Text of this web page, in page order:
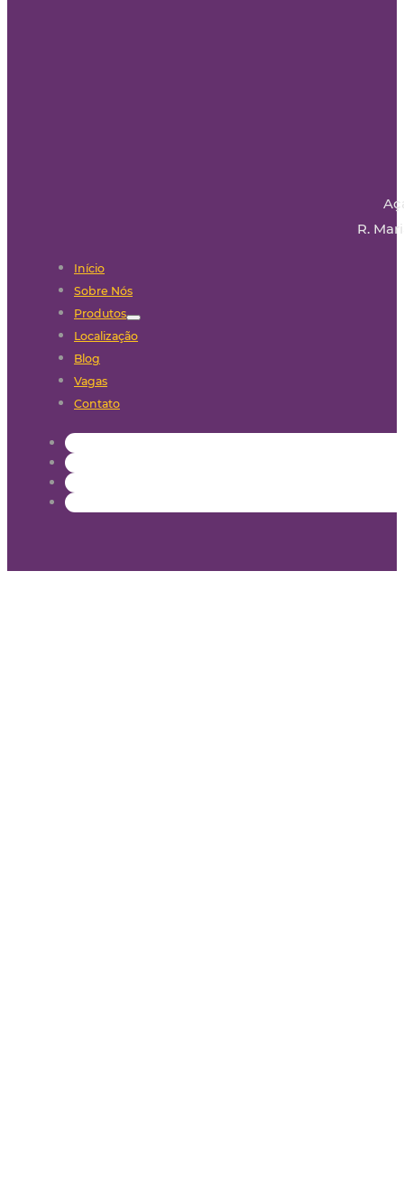
R.
Início
Sobre Nós
Produtos
Localização
Blog
Vagas
Contato